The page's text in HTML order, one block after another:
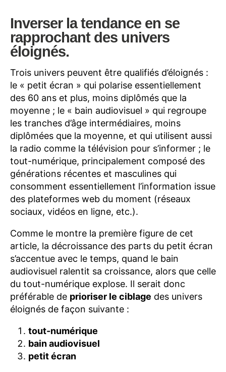
Inverser la tendance en se
rapprochant des univers
éloignés.
Trois univers peuvent être qualifiés d’éloignés :
le « petit écran » qui polarise essentiellement
des 60 ans et plus, moins diplômés que la
moyenne ; le « bain audiovisuel » qui regroupe
les tranches d’âge intermédiaires, moins
diplômées que la moyenne, et qui utilisent aussi
la radio comme la télévision pour s’informer ; le
tout-numérique, principalement composé des
générations récentes et masculines qui
consomment essentiellement l’information issue
des plateformes web du moment (réseaux
sociaux, vidéos en ligne, etc.).
Comme le montre la première figure de cet
article, la décroissance des parts du petit écran
s’accentue avec le temps, quand le bain
audiovisuel ralentit sa croissance, alors que celle
du tout-numérique explose. Il serait donc
préférable de prioriser le ciblage des univers
éloignés de façon suivante :
tout-numérique
bain audiovisuel
petit écran